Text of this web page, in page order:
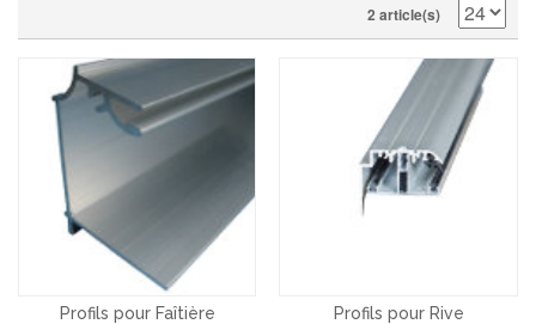
2 article(s)
Profils pour Faîtière Profils pour Rive